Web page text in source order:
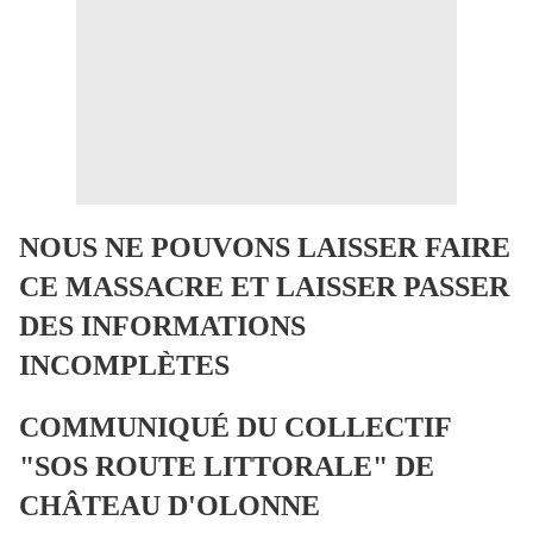
NOUS NE POUVONS LAISSER FAIRE
CE MASSACRE ET LAISSER PASSER
DES INFORMATIONS
INCOMPLÈTES
COMMUNIQUÉ DU COLLECTIF
"SOS ROUTE LITTORALE" DE
CHÂTEAU D'OLONNE